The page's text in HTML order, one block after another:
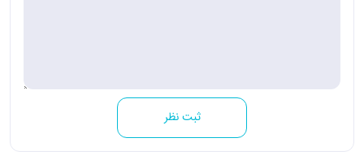
ثبت نظر